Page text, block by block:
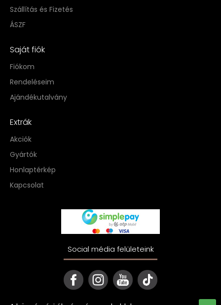
Szállítás és Fizetés
ÁSZF
Saját fiók
Fiókom
Rendeléseim
Ajándékutalvány
Extrák
Akciók
Gyártók
Honlaptérkép
Kapcsolat
Social média felületeink